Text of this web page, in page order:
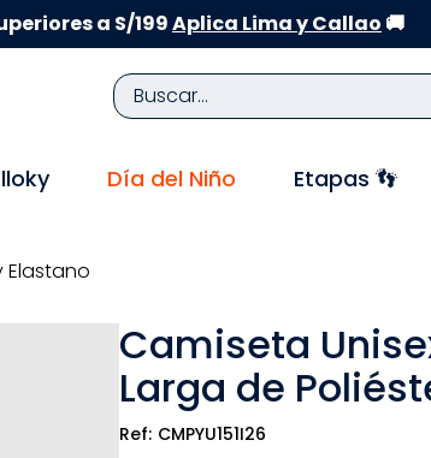
a S/199Aplica Lima y Callao 🚚
Buscar...
Día del Niño Etapas 👣
Elastano
Camiseta
Larga de
CMPYU151I26